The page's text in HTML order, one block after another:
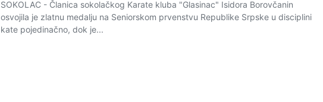
SOKOLAC - Članica sokolačkog Karate kluba "Glasinac" Isidora Borovčanin
osvojila je zlatnu medalju na Seniorskom prvenstvu Republike Srpske u disciplini
kate pojedinačno, dok je...